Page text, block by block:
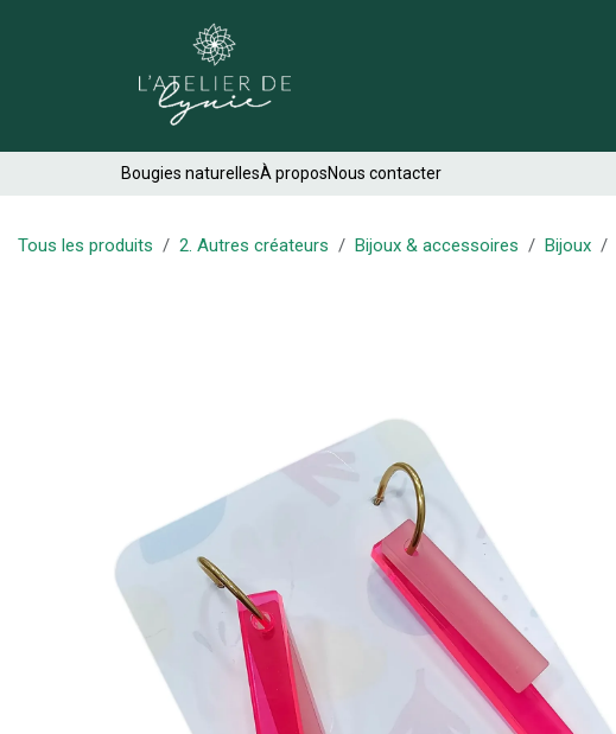
Bougies naturellesÀ proposNous contacter
Tous les produits 2. Autres créateurs Bijoux & accessoires Bijoux